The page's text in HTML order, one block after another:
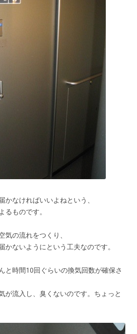
かなければいいよねという、
るものです。
の流れをつくり、
かないようにという工夫なのです。
と時間10回ぐらいの換気回数が確保さ
が流入し、臭くないのです。ちょっと